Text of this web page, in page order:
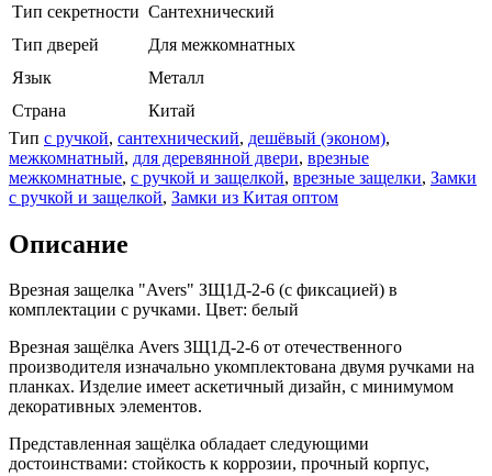
Тип секретности Сантехнический
Тип дверей
Для межкомнатных
Язык
Металл
Страна
Китай
Тип с ручкой, сантехнический, дешёвый (эконом),
межкомнатный, для деревянной двери, врезные
межкомнатные, с ручкой и защелкой, врезные защелки, Замки
с ручкой и защелкой, Замки из Китая оптом
Описание
Врезная защелка "Avers" ЗЩ1Д-2-6 (с фиксацией) в
комплектации с ручками. Цвет: белый
Врезная защёлка Avers ЗЩ1Д-2-6 от отечественного
производителя изначально укомплектована двумя ручками на
планках. Изделие имеет аскетичный дизайн, с минимумом
декоративных элементов.
Представленная защёлка обладает следующими
достоинствами: стойкость к коррозии, прочный корпус,